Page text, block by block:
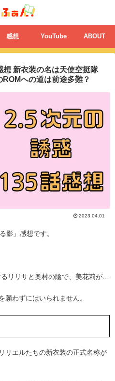
感想 YouTube ABOUT
想 新衣装の名は天使空挺隊
への道は前途多難？
2023.04.01
影」感想です。
リリサと奥村の陰で、美花莉が…
願わずにはいられません。
リエルたちの新衣装の正式名称が